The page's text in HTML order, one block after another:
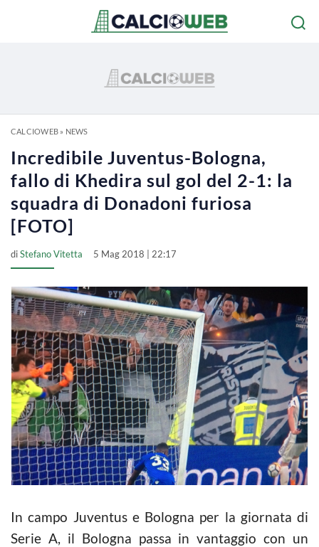
CALCIOWEB» NEWS
Incredibile Juventus-Bologna,
fallo di Khedira sul gol del 2-1: la
squadra di Donadoni furiosa
[FOTO]
diStefano Vitetta 5 Mag 2018 | 22:17
In campo Juventus e Bologna per la giornata di
Serie A, il Bologna passa in vantaggio con un